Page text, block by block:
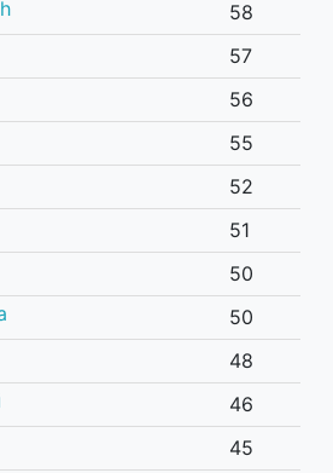
58
57
56
55
52
51
50
50
48
46
45